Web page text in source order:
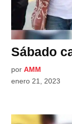
Sábado
por AMM
enero 21, 2023